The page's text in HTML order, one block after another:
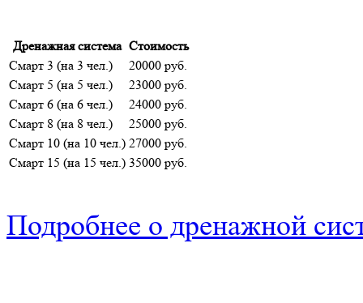
Дренажная система Стоимость
Смарт 3 (на 3 чел.)
20000 руб.
Смарт 5 (на 5 чел.)
23000 руб.
Смарт 6 (на 6 чел.)
24000 руб.
Смарт 8 (на 8 чел.)
25000 руб.
Смарт 10 (на 10 чел.) 27000 руб.
Смарт 15 (на 15 чел.) 35000 руб.
Подробнее о дренажной